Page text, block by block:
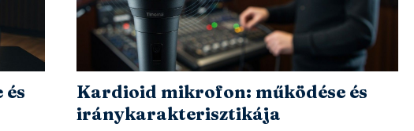
Kardioid mikrofon: működése és
iránykarakterisztikája